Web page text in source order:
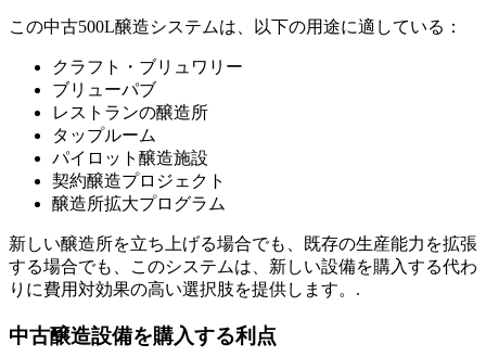
この中古500L醸造システムは、以下の用途に適している：
クラフト・ブリュワリー
ブリューパブ
レストランの醸造所
タップルーム
パイロット醸造施設
契約醸造プロジェクト
醸造所拡大プログラム
新しい醸造所を立ち上げる場合でも、既存の生産能力を拡張
する場合でも、このシステムは、新しい設備を購入する代わ
りに費用対効果の高い選択肢を提供します。.
中古醸造設備を購入する利点